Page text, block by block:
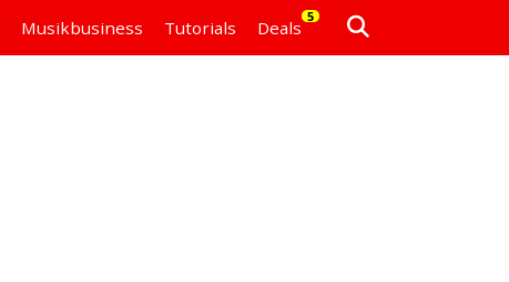
Musikbusiness Tutorials Deals
5